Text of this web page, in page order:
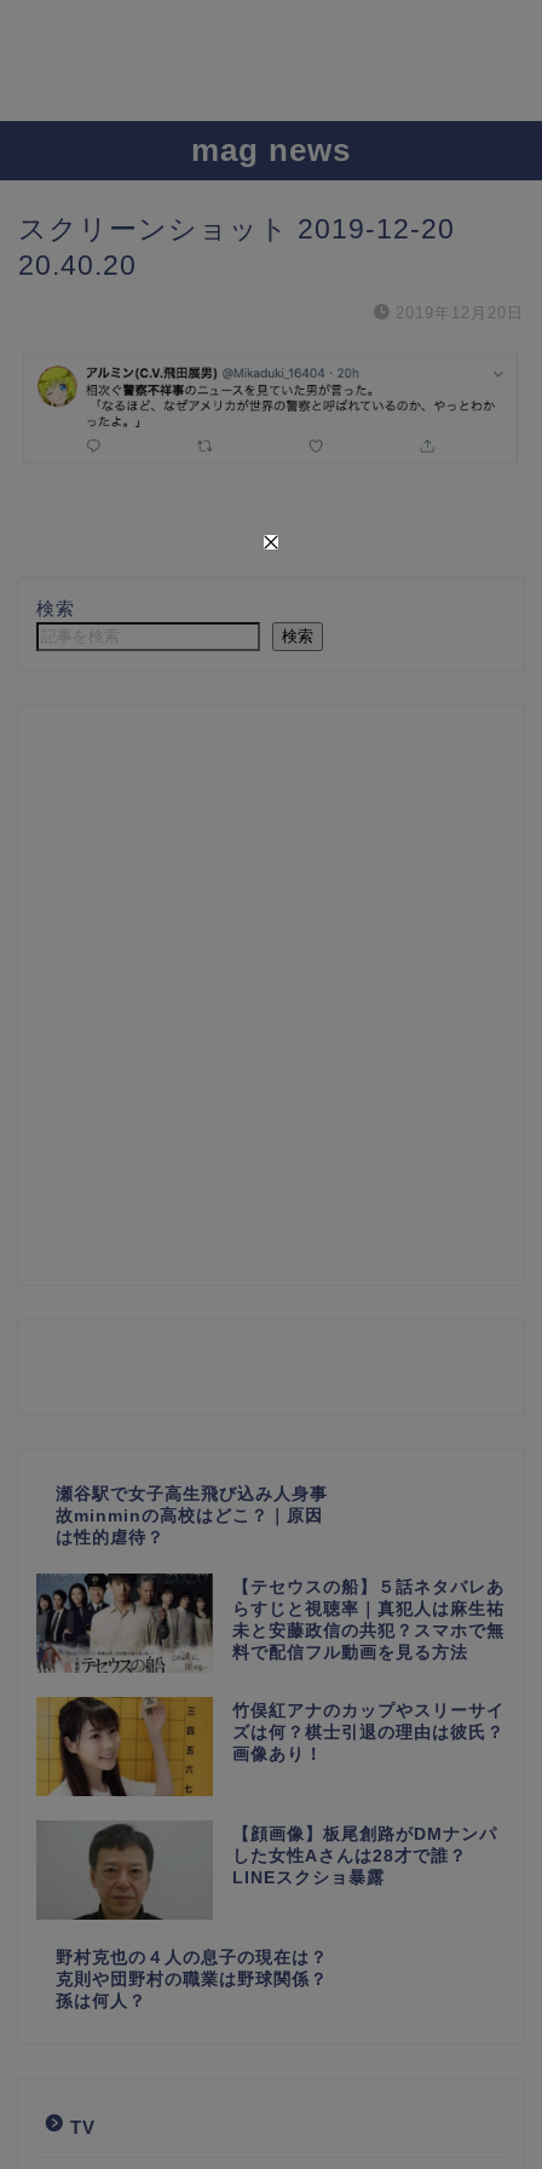
mag news
スクリーンショット 2019-12-20
20.40.20
2019年12月20日
検索
検索
瀬谷駅で女子高生飛び込み人身事
故minminの高校はどこ？｜原因
は性的虐待？
【テセウスの船】５話ネタバレあ
らすじと視聴率｜真犯人は麻生祐
未と安藤政信の共犯？スマホで無
料で配信フル動画を見る方法
竹俣紅アナのカップやスリーサイ
ズは何？棋士引退の理由は彼氏？
画像あり！
【顔画像】板尾創路がDMナンパ
した女性Aさんは28才で誰？
LINEスクショ暴露
野村克也の４人の息子の現在は？
克則や団野村の職業は野球関係？
孫は何人？
TV